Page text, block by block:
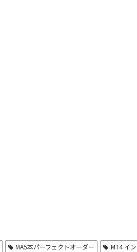
MA5本パーフェクトオーダー MT4 イ